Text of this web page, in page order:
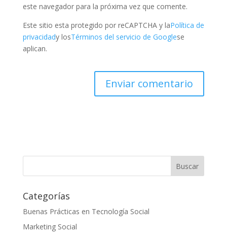
este navegador para la próxima vez que comente.
Este sitio esta protegido por reCAPTCHA y laPolítica de
privacidady losTérminos del servicio de Googlese
aplican.
Categorías
Buenas Prácticas en Tecnología Social
Marketing Social